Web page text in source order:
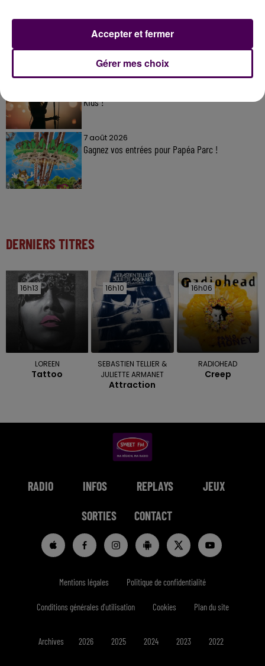
7 août 2026
Gagnez vos pass pour le V and B Fest' 2026 !
11 juillet 2026
Kids !
7 août 2026
Gagnez vos entrées pour Papéa Parc !
DERNIERS TITRES
16h13
16h13
LOREEN
Tattoo
16h10
16h10
SEBASTIEN TELLIER &
JULIETTE ARMANET
Attraction
16h06
16h06
RADIOHEAD
Creep
RADIO INFOS REPLAYS JEUX
SORTIES CONTACT
Mentions légales Politique de confidentialité
Conditions générales d'utilisation Cookies Plan du site
Archives 2026 2025 2024 2023 2022
Gérer mes choix
Accepter et fermer